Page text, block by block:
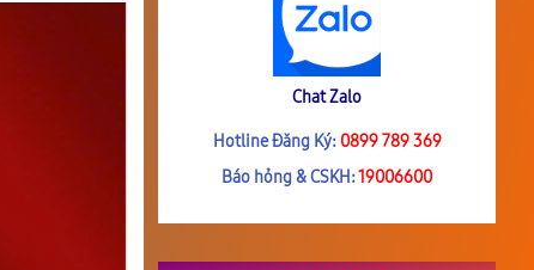
Chat Zalo
Hotline Đăng Ký: 0899 789 369
Báo hỏng & CSKH:19006600